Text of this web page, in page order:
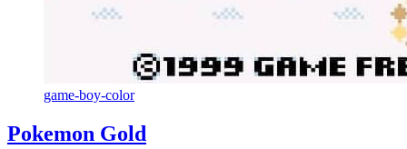
game-boy-color
Pokemon Gold